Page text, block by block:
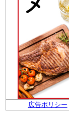
広告ポリシー